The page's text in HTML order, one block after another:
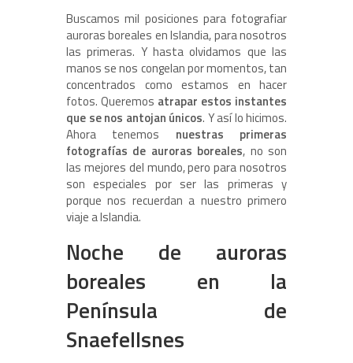
Buscamos mil posiciones para fotografiar
auroras boreales en Islandia, para nosotros
las primeras. Y hasta olvidamos que las
manos se nos congelan por momentos, tan
concentrados como estamos en hacer
fotos. Queremos atrapar estos instantes
que se nos antojan únicos. Y así lo hicimos.
Ahora tenemos nuestras primeras
fotografías de auroras boreales, no son
las mejores del mundo, pero para nosotros
son especiales por ser las primeras y
porque nos recuerdan a nuestro primero
viaje a Islandia.
Noche de auroras
boreales en la
Península de
Snaefellsnes